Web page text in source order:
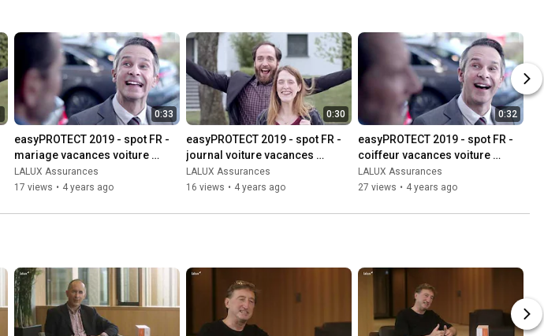
0:33
easyPROTECT 2019 - spot FR -
mariage vacances voiture
maison
LALUX Assurances
17 views • 4 years ago
0:30
easyPROTECT 2019 - spot FR -
journal voiture vacances
maison
LALUX Assurances
16 views • 4 years ago
0:32
easyPROTECT 2019 - spot FR -
coiffeur vacances voiture
maison
LALUX Assurances
27 views • 4 years ago